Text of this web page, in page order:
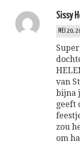
Sissy
MEI 20,
van
bijna
geeft
zou
om